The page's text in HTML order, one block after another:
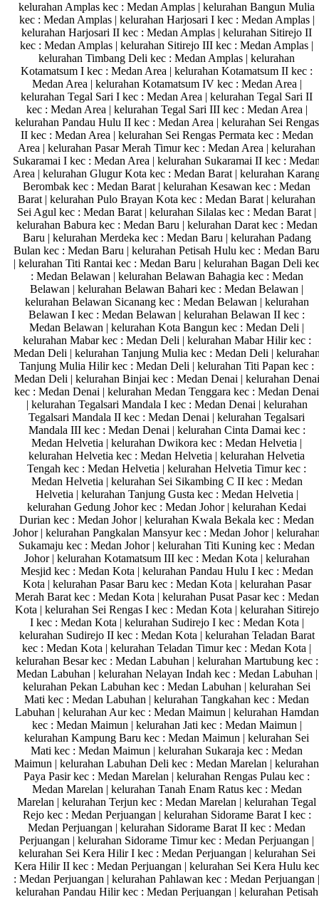
kelurahan Amplas kec : Medan Amplas | kelurahan Bangun Mulia
kec : Medan Amplas | kelurahan Harjosari I kec : Medan Amplas |
kelurahan Harjosari II kec : Medan Amplas | kelurahan Sitirejo II
kec : Medan Amplas | kelurahan Sitirejo III kec : Medan Amplas |
kelurahan Timbang Deli kec : Medan Amplas | kelurahan
Kotamatsum I kec : Medan Area | kelurahan Kotamatsum II kec :
Medan Area | kelurahan Kotamatsum IV kec : Medan Area |
kelurahan Tegal Sari I kec : Medan Area | kelurahan Tegal Sari II
kec : Medan Area | kelurahan Tegal Sari III kec : Medan Area |
kelurahan Pandau Hulu II kec : Medan Area | kelurahan Sei Rengas
II kec : Medan Area | kelurahan Sei Rengas Permata kec : Medan
Area | kelurahan Pasar Merah Timur kec : Medan Area | kelurahan
Sukaramai I kec : Medan Area | kelurahan Sukaramai II kec :
Area | kelurahan Glugur Kota kec : Medan Barat | kelurahan
Berombak kec : Medan Barat | kelurahan Kesawan kec : Medan
Barat | kelurahan Pulo Brayan Kota kec : Medan Barat | kelurahan
Sei Agul kec : Medan Barat | kelurahan Silalas kec : Medan Barat |
kelurahan Babura kec : Medan Baru | kelurahan Darat kec : Medan
Baru | kelurahan Merdeka kec : Medan Baru | kelurahan Padang
Bulan kec : Medan Baru | kelurahan Petisah Hulu kec : Medan Baru
| kelurahan Titi Rantai kec : Medan Baru | kelurahan Bagan Deli
: Medan Belawan | kelurahan Belawan Bahagia kec : Medan
Belawan | kelurahan Belawan Bahari kec : Medan Belawan |
kelurahan Belawan Sicanang kec : Medan Belawan | kelurahan
Belawan I kec : Medan Belawan | kelurahan Belawan II kec :
Medan Belawan | kelurahan Kota Bangun kec : Medan Deli |
kelurahan Mabar kec : Medan Deli | kelurahan Mabar Hilir kec :
Medan Deli | kelurahan Tanjung Mulia kec : Medan Deli |
Tanjung Mulia Hilir kec : Medan Deli | kelurahan Titi Papan kec :
Medan Deli | kelurahan Binjai kec : Medan Denai | kelurahan Denai
kec : Medan Denai | kelurahan Medan Tenggara kec : Medan Denai
| kelurahan Tegalsari Mandala I kec : Medan Denai | kelurahan
Tegalsari Mandala II kec : Medan Denai | kelurahan Tegalsari
Mandala III kec : Medan Denai | kelurahan Cinta Damai kec :
Medan Helvetia | kelurahan Dwikora kec : Medan Helvetia |
kelurahan Helvetia kec : Medan Helvetia | kelurahan Helvetia
Tengah kec : Medan Helvetia | kelurahan Helvetia Timur kec :
Medan Helvetia | kelurahan Sei Sikambing C II kec : Medan
Helvetia | kelurahan Tanjung Gusta kec : Medan Helvetia |
kelurahan Gedung Johor kec : Medan Johor | kelurahan Kedai
Durian kec : Medan Johor | kelurahan Kwala Bekala kec : Medan
Johor | kelurahan Pangkalan Mansyur kec : Medan Johor |
Sukamaju kec : Medan Johor | kelurahan Titi Kuning kec : Medan
Johor | kelurahan Kotamatsum III kec : Medan Kota | kelurahan
Mesjid kec : Medan Kota | kelurahan Pandau Hulu I kec : Medan
Kota | kelurahan Pasar Baru kec : Medan Kota | kelurahan Pasar
Merah Barat kec : Medan Kota | kelurahan Pusat Pasar kec : Medan
Kota | kelurahan Sei Rengas I kec : Medan Kota | kelurahan Sitirejo
I kec : Medan Kota | kelurahan Sudirejo I kec : Medan Kota |
kelurahan Sudirejo II kec : Medan Kota | kelurahan Teladan Barat
kec : Medan Kota | kelurahan Teladan Timur kec : Medan Kota |
kelurahan Besar kec : Medan Labuhan | kelurahan Martubung kec :
Medan Labuhan | kelurahan Nelayan Indah kec : Medan Labuhan |
kelurahan Pekan Labuhan kec : Medan Labuhan | kelurahan Sei
Mati kec : Medan Labuhan | kelurahan Tangkahan kec : Medan
Labuhan | kelurahan Aur kec : Medan Maimun | kelurahan Hamdan
kec : Medan Maimun | kelurahan Jati kec : Medan Maimun |
kelurahan Kampung Baru kec : Medan Maimun | kelurahan Sei
Mati kec : Medan Maimun | kelurahan Sukaraja kec : Medan
Maimun | kelurahan Labuhan Deli kec : Medan Marelan | kelurahan
Paya Pasir kec : Medan Marelan | kelurahan Rengas Pulau kec :
Medan Marelan | kelurahan Tanah Enam Ratus kec : Medan
Marelan | kelurahan Terjun kec : Medan Marelan | kelurahan Tegal
Rejo kec : Medan Perjuangan | kelurahan Sidorame Barat I kec :
Medan Perjuangan | kelurahan Sidorame Barat II kec : Medan
Perjuangan | kelurahan Sidorame Timur kec : Medan Perjuangan |
kelurahan Sei Kera Hilir I kec : Medan Perjuangan | kelurahan Sei
Kera Hilir II kec : Medan Perjuangan | kelurahan Sei Kera Hulu kec
: Medan Perjuangan | kelurahan Pahlawan kec : Medan Perjuangan |
kelurahan Pandau Hilir kec : Medan Perjuangan | kelurahan Petisah